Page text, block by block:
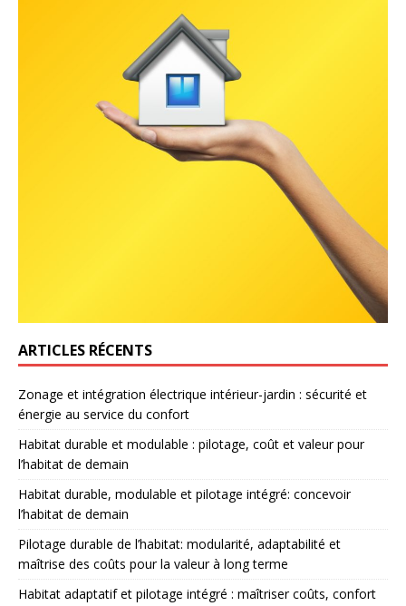
ARTICLES RÉCENTS
Zonage et intégration électrique intérieur-jardin : sécurité et
énergie au service du confort
Habitat durable et modulable : pilotage, coût et valeur pour
l’habitat de demain
Habitat durable, modulable et pilotage intégré: concevoir
l’habitat de demain
Pilotage durable de l’habitat: modularité, adaptabilité et
maîtrise des coûts pour la valeur à long terme
Habitat adaptatif et pilotage intégré : maîtriser coûts, confort